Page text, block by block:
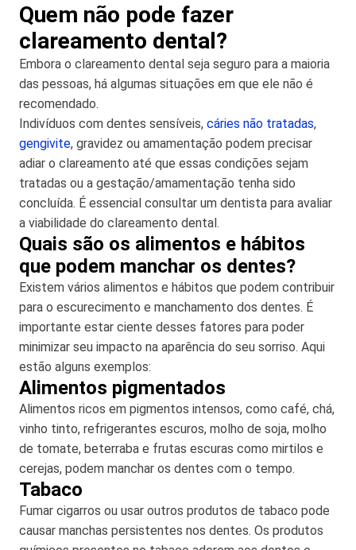
Quem não pode fazer
clareamento dental?
Embora o clareamento dental seja seguro para a maioria
das pessoas, há algumas situações em que ele não é
recomendado.
Indivíduos com dentes sensíveis, cáries não tratadas,
gengivite, gravidez ou amamentação podem precisar
adiar o clareamento até que essas condições sejam
tratadas ou a gestação/amamentação tenha sido
concluída. É essencial consultar um dentista para avaliar
a viabilidade do clareamento dental.
Quais são os alimentos e hábitos
que podem manchar os dentes?
Existem vários alimentos e hábitos que podem contribuir
para o escurecimento e manchamento dos dentes. É
importante estar ciente desses fatores para poder
minimizar seu impacto na aparência do seu sorriso. Aqui
estão alguns exemplos:
Alimentos pigmentados
Alimentos ricos em pigmentos intensos, como café, chá,
vinho tinto, refrigerantes escuros, molho de soja, molho
de tomate, beterraba e frutas escuras como mirtilos e
cerejas, podem manchar os dentes com o tempo.
Tabaco
Fumar cigarros ou usar outros produtos de tabaco pode
causar manchas persistentes nos dentes. Os produtos